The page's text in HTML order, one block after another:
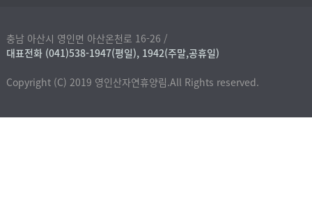
충남 아산시 영인면 아산온천로 16-26 /
대표전화 (041)538-1947(평일), 1942(주말,공휴일)
Copyright (C) 2019 영인산자연휴양림.All Rights reserved.